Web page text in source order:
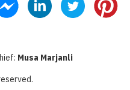
Musa Marjanli